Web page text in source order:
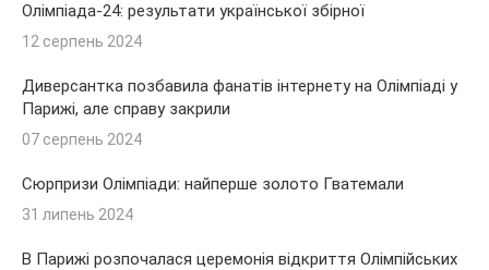
Олімпіада-24: результати української збірної
12 серпень 2024
Диверсантка позбавила фанатів інтернету на Олімпіаді у
Парижі, але справу закрили
07 серпень 2024
Сюрпризи Олімпіади: найперше золото Гватемали
31 липень 2024
В Парижі розпочалася церемонія відкриття Олімпійських